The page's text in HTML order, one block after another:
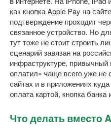
как кнопка Apple Pay на
подтверждение проходит
связанное устройство. Но
тут тоже не стоит строить
сценарий завязан на
инфраструктуре,
оплатил» чаще всего уже не
сайтах и в приложениях
оплата картой, кнопка
Что делать вместо